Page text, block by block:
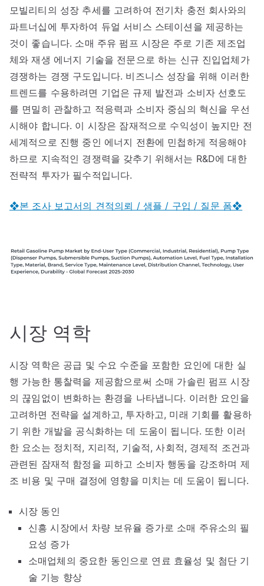
모빌리티의 성장 추세를 고려하여 전기차 충전 회사와의
파트너십에 투자하여 듀얼 서비스 스테이션을 제공하는
것이 좋습니다. 소매 주유 펌프 시장은 주로 기존 제조업
체와 재생 에너지 기술을 전문으로 하는 신규 진입업체가
경쟁하는 경쟁 구도입니다. 비즈니스 성장을 위해 이러한
트렌드를 수용하려면 기업은 규제 발전과 소비자 선호도
를 면밀히 관찰하고 적응력과 소비자 중심의 혁신을 우선
시해야 합니다. 이 시장은 잠재적으로 수익성이 높지만 전
세계적으로 진행 중인 에너지 전환에 민첩하게 적응해야
하므로 지속적인 경쟁력을 갖추기 위해서는 R&D에 대한
전략적 투자가 필수적입니다.
❖본 조사 보고서의 견적의뢰 / 샘플 / 구입 / 질문 폼❖
시장 역학
시장 역학은 공급 및 수요 수준을 포함한 요인에 대한 실
행 가능한 통찰력을 제공함으로써 소매 가솔린 펌프 시장
의 끊임없이 변화하는 환경을 나타냅니다. 이러한 요인을
고려하면 전략을 설계하고, 투자하고, 미래 기회를 활용하
기 위한 개발을 공식화하는 데 도움이 됩니다. 또한 이러
한 요소는 정치적, 지리적, 기술적, 사회적, 경제적 조건과
관련된 잠재적 함정을 피하고 소비자 행동을 강조하며 제
조 비용 및 구매 결정에 영향을 미치는 데 도움이 됩니다.
시장 동인
신흥 시장에서 차량 보유율 증가로 소매 주유소의 필
요성 증가
소매업체의 중요한 동인으로 연료 효율성 및 첨단 기
술 기능 향상